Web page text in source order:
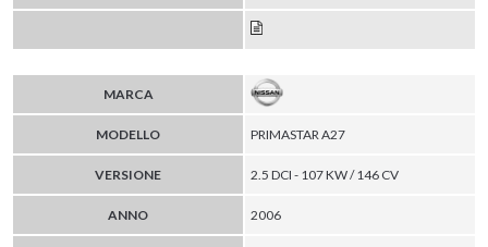
MARCA
MODELLO PRIMASTAR A27
VERSIONE 2.5 DCI - 107 KW / 146 CV
ANNO 2006